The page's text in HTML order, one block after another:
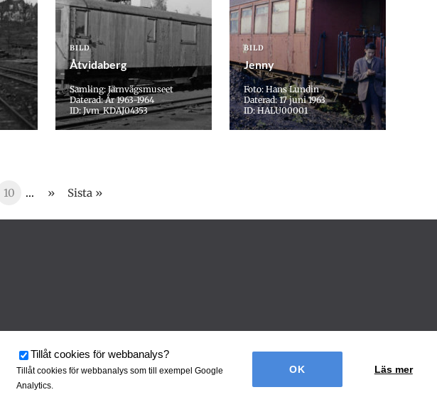
BILD
Åtvidaberg
Samling: Järnvägsmuseet
Daterad: År 1963-1964
ID: Jvm_KDAJ04353
BILD
Jenny
Foto: Hans Lundin
Daterad: 17 juni 1963
ID: HALU00001
10 ... » Sista »
Tillåt cookies för webbanalys?
Tillåt cookies för webbanalys som till exempel Google
Analytics.
Läs mer